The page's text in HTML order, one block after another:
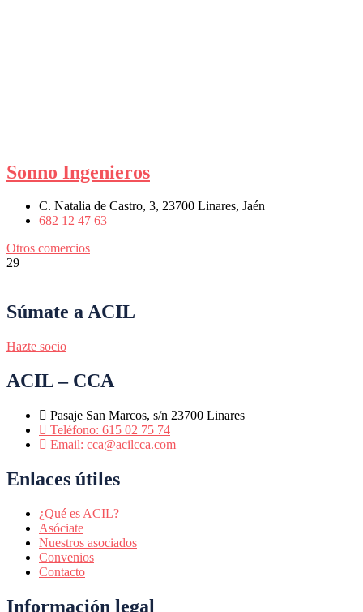
Sonno Ingenieros
C. Natalia de Castro, 3, 23700 Linares, Jaén
682 12 47 63
Otros comercios
29
Súmate a ACIL
Hazte socio
ACIL – CCA
Pasaje San Marcos, s/n 23700 Linares
Teléfono: 615 02 75 74
Email: cca@acilcca.com
Enlaces útiles
¿Qué es ACIL?
Asóciate
Nuestros asociados
Convenios
Contacto
Información legal